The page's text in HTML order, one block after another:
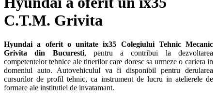
C.T.M. Grivita
Hyundai a oferit o unitate ix35 Colegiului Tehnic Mecanic
Grivita din Bucuresti, pentru a contribui la dezvoltarea
competentelor tehnice ale tinerilor care doresc sa urmeze o cariera in
domeniul auto. Autovehiculul va fi disponibil pentru derularea
cursurilor de profil tehnic, ca instrument de lucru in atelierele de
formare ale institutiei de invatamant.